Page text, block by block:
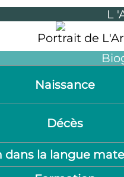
L
Portrait de
Naissance
Décès
dans la langue